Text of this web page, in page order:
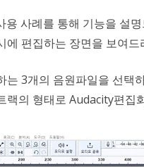
용 사례를 통해 기능을 설
에 편집하는 장면을 보여드
는 3개의 음원파일을 선택
랙의 형태로 Audacity편집